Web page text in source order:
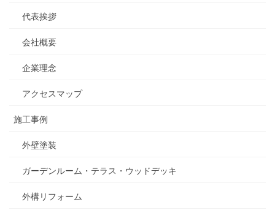
代表挨拶
会社概要
企業理念
アクセスマップ
施工事例
外壁塗装
ガーデンルーム・テラス・ウッドデッキ
外構リフォーム